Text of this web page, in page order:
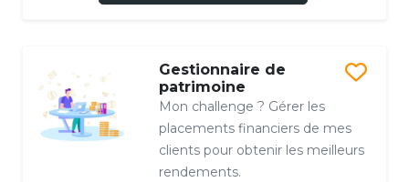
Gestionnaire de
patrimoine
Mon challenge ? Gérer les
placements financiers de mes
clients pour obtenir les meilleurs
rendements.